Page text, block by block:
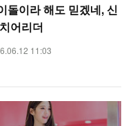
돌이라 해도 믿겠네, 신
어리더
11:03